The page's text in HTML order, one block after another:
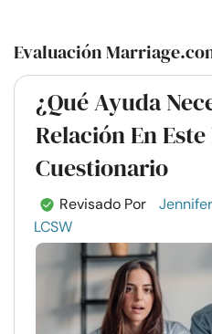
Evaluación
¿Qué Ayuda
Relación En
Cuestionario
Revisado Por
LCSW